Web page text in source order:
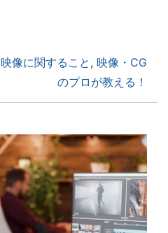
映像に関すること , 映像・CG
のプロが教える！